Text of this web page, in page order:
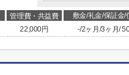
管理費・共益費 敷金/礼金/保証金/
22,000円 -/2ヶ月 /3ヶ月/